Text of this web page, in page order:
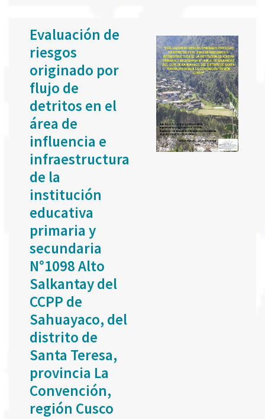
Evaluación de
riesgos
originado por
flujo de
detritos en el
área de
influencia e
infraestructura
de la
institución
educativa
primaria y
secundaria
N°1098 Alto
Salkantay del
CCPP de
Sahuayaco, del
distrito de
Santa Teresa,
provincia La
Convención,
región Cusco